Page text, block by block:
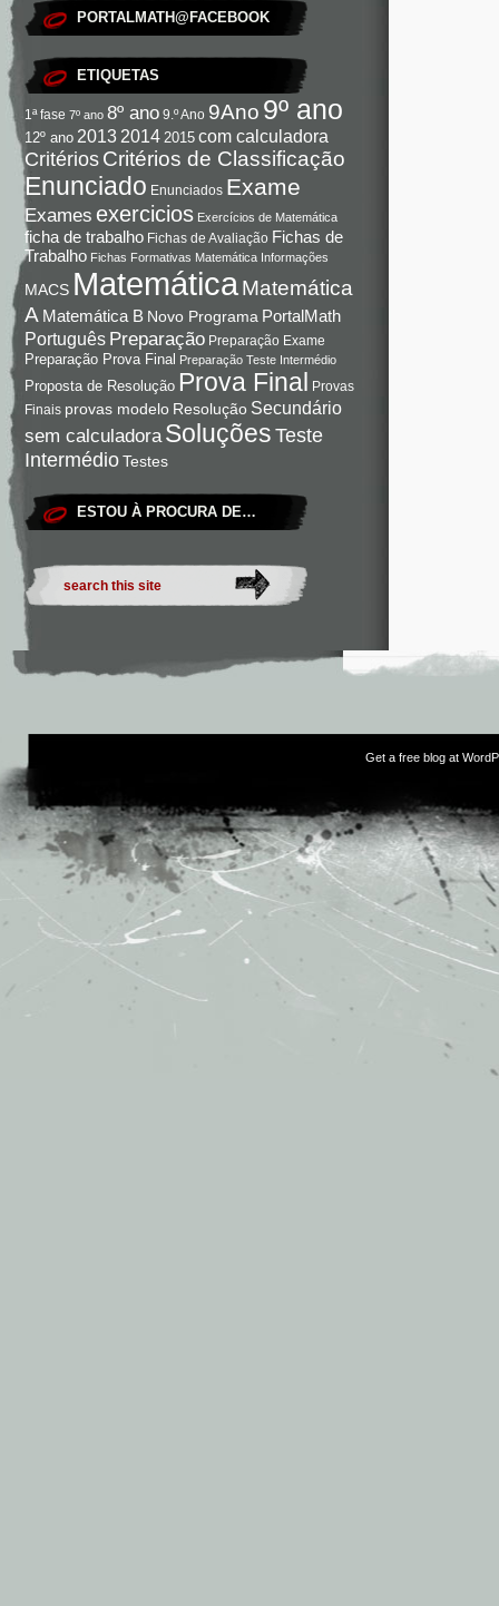
PORTALMATH@FACEBOOK
ETIQUETAS
1ª fase 7º ano 8º ano 9.º Ano 9Ano 9º ano
12º ano 2013 2014 2015 com calculadora
Critérios Critérios de Classificação
Enunciado Enunciados Exame
Exames exercicios Exercícios de Matemática
ficha de trabalho Fichas de Avaliação Fichas de
Trabalho Fichas Formativas Matemática Informações
MACS Matemática Matemática
A Matemática B Novo Programa PortalMath
Português Preparação Preparação Exame
Preparação Prova Final Preparação Teste Intermédio
Proposta de Resolução Prova Final Provas
Finais provas modelo Resolução Secundário
sem calculadora Soluções Teste
IntermédioTestes
ESTOU À PROCURA DE…
Get a free blog at